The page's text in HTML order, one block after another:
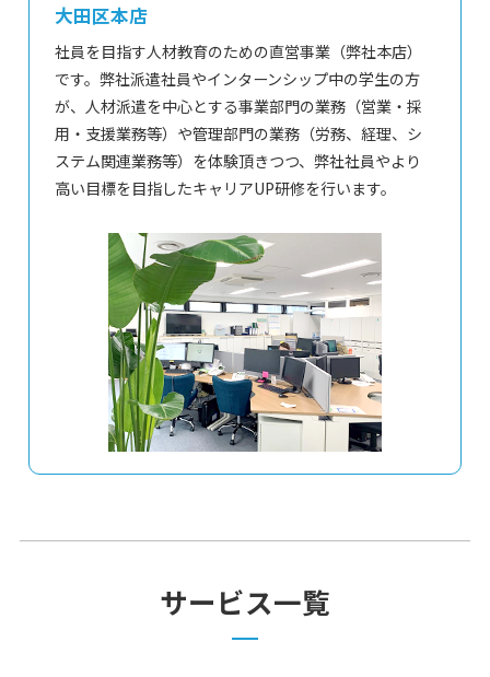
大田区本店
社員を目指す人材教育のための直営事業（弊社本店）
です。弊社派遣社員やインターンシップ中の学生の方
が、人材派遣を中心とする事業部門の業務（営業・採
用・支援業務等）や管理部門の業務（労務、経理、シ
ステム関連業務等）を体験頂きつつ、弊社社員やより
高い目標を目指したキャリアUP研修を行います。
サービス一覧